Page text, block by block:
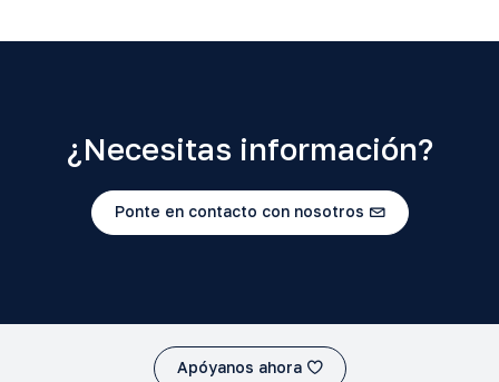
¿Necesitas información?
Ponte en contacto con nosotros
Apóyanos ahora